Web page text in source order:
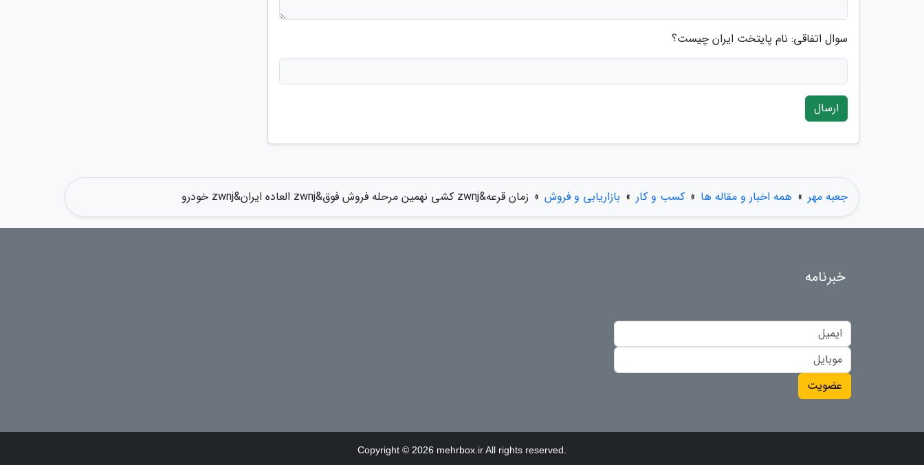
سوال اتفاقی: نام پایتخت ایران چیست؟
ارسال
جعبه مهر » همه اخبار و مقاله ها » کسب و کار » بازاریابی و فروش » زمان قرعه&zwnj کشی نهمین مرحله فروش فوق&zwnj العاده ایران&zwnj خودرو
خبرنامه
عضویت
Copyright © 2026 mehrbox.ir All rights reserved.